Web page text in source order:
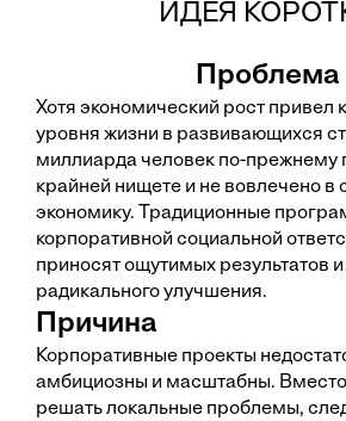
ИДЕЯ
Проблема
Хотя экономический рост
уровня жизни в развивающихся
миллиарда человек по-прежнему
крайней нищете и не вовлечено
экономику. Традиционные
корпоративной социальной
приносят ощутимых результатов и
радикального улучшения.
Причина
Корпоративные проекты
амбициозны и масштабны. Вместо
решать локальные проблемы,